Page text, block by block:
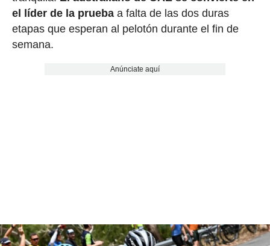
el líder de la pruebaa falta de las dos duras
etapas que esperan al pelotón durante el fin de
semana.
Anúnciate aquí